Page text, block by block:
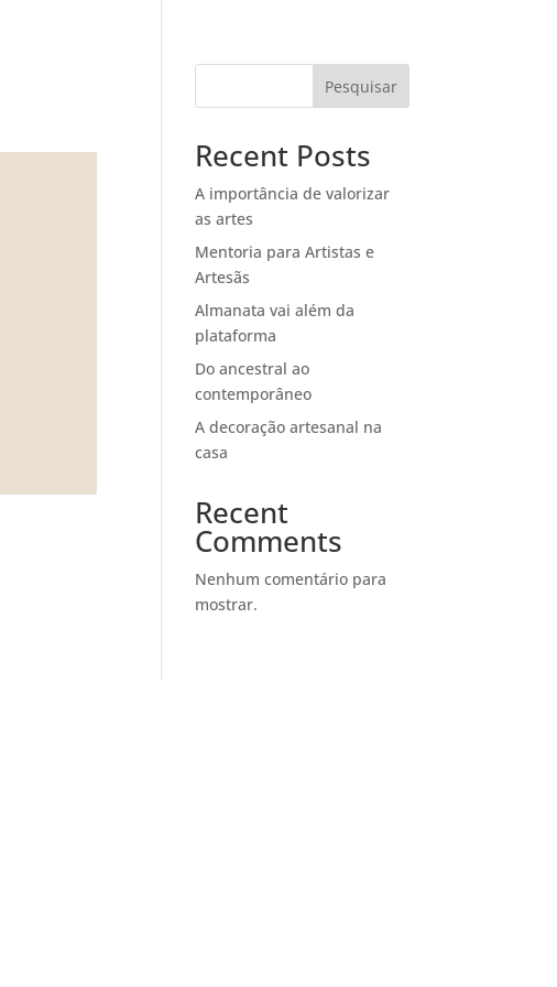
Em Movimento
Pesquisar
Recent Posts
A importância de valorizar
as artes
Mentoria para Artistas e
Artesãs
Almanata vai além da
plataforma
Do ancestral ao
contemporâneo
A decoração artesanal na
casa
Recent
Comments
Nenhum comentário para
mostrar.